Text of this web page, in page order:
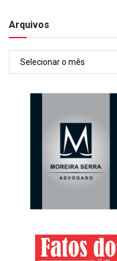
Arquivos
Arquivos